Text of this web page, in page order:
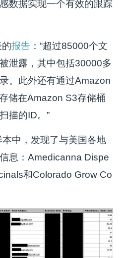
数据实现一个有效的跟踪
的报告 ：“超过85000个文
泄露，其中包括30000多
。此外还有通过Amazon
储在Amazon S3存储桶
描的ID。”
中，发现了与美国各地
息：Amedicanna Dispe
和Colorado Grow Co